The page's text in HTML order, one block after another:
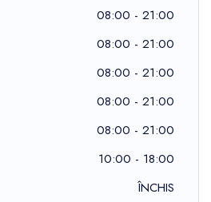
08:00 - 21:00
08:00 - 21:00
08:00 - 21:00
08:00 - 21:00
08:00 - 21:00
10:00 - 18:00
ÎNCHIS